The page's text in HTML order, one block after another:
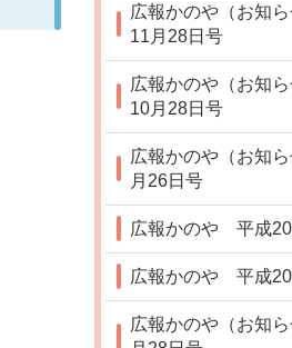
広報かのや（お知
11月28日号
広報かのや（お知
10月28日号
広報かのや（お知
月26日号
広報かのや 平成
広報かのや 平成
広報かのや（お知